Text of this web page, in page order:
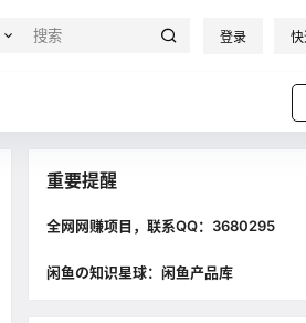
登录
重要提醒
全网网赚项目，联系QQ：3680295
闲鱼の知识星球：闲鱼产品库